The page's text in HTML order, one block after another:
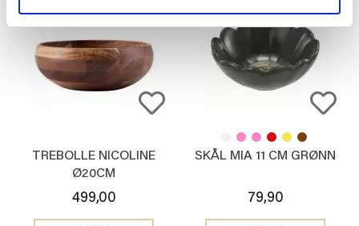
TREBOLLE NICOLINE
Ø20CM
499,00
SKÅL MIA 11 CM GRØNN
79,90